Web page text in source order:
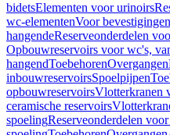
bidetsElementen voor urinoirs
wc-elementenVoor bevestigingen
hangendeReserveonderdelen
Opbouwreservoirs voor wc's,
hangendToebehorenOvergangen
inbouwreservoirsSpoelpijpen
opbouwreservoirsVlotterkranen
ceramische reservoirs
spoelingReserveonderdelen